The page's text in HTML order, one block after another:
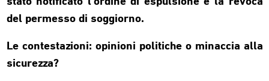
del permesso di soggiorno.
Le contestazioni: opinioni politiche o minaccia alla
sicurezza?